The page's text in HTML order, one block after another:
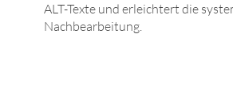
ALT-Texte und erleichtert die
Nachbearbeitung.